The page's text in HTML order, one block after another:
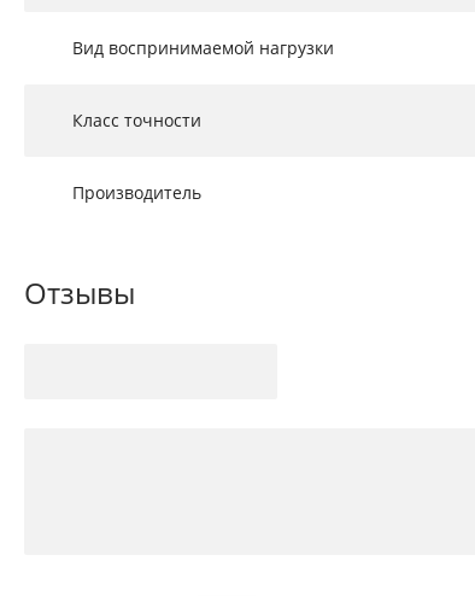
Вид воспринимаемой нагрузки
Класс точности
Производитель
Отзывы